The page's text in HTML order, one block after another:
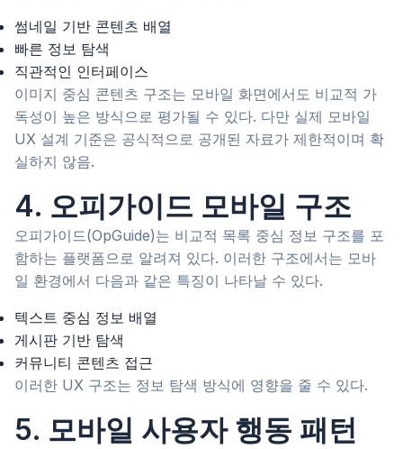
썸네일 기반 콘텐츠 배열
빠른 정보 탐색
직관적인 인터페이스
이미지 중심 콘텐츠 구조는 모바일 화면에서도 비교적 가
독성이 높은 방식으로 평가될 수 있다. 다만 실제 모바일
UX 설계 기준은 공식적으로 공개된 자료가 제한적이며 확
실하지 않음.
4. 오피가이드 모바일 구조
오피가이드(OpGuide)는 비교적 목록 중심 정보 구조를 포
함하는 플랫폼으로 알려져 있다. 이러한 구조에서는 모바
일 환경에서 다음과 같은 특징이 나타날 수 있다.
텍스트 중심 정보 배열
게시판 기반 탐색
커뮤니티 콘텐츠 접근
이러한 UX 구조는 정보 탐색 방식에 영향을 줄 수 있다.
5. 모바일 사용자 행동 패턴